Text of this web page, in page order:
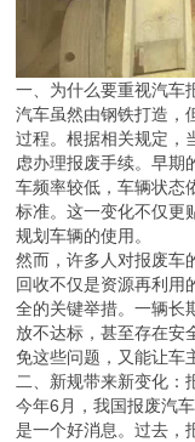
一、为什么要重视汽车
汽车虽然由钢铁打造，
过程。根据相关规定，
虑办理报废手续。早期
车频率较低，车辆状态
标准。这一变化不仅更
规划车辆的使用。
然而，许多人对报废车
回收不仅是资源再利用
全的关键举措。一辆长
放不达标，甚至存在安
免这些问题，又能让车
二、新规带来新变化：
今年6月，我国报废汽
是一个好消息。过去，